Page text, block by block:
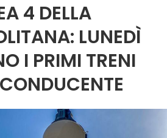
4 DELLA
LUNEDÌ
I PRIMI TRENI